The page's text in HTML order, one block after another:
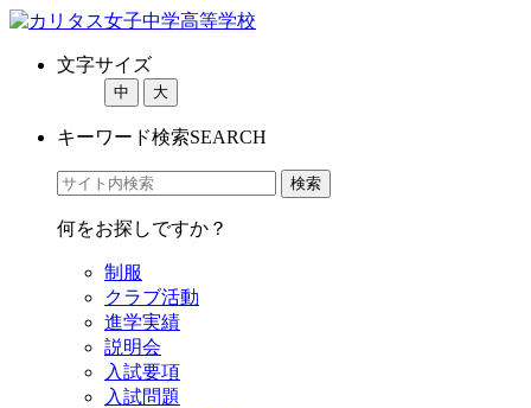
文字サイズ
中 大
キーワード検索SEARCH
何をお探しですか？
制服
クラブ活動
進学実績
説明会
入試要項
入試問題